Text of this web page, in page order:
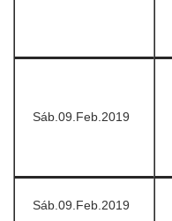
Sáb.09.Feb.2019
Sáb.09.Feb.2019